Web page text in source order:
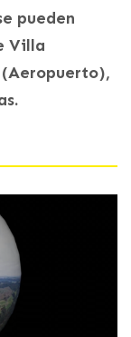
pueden
Villa
(Aeropuerto),